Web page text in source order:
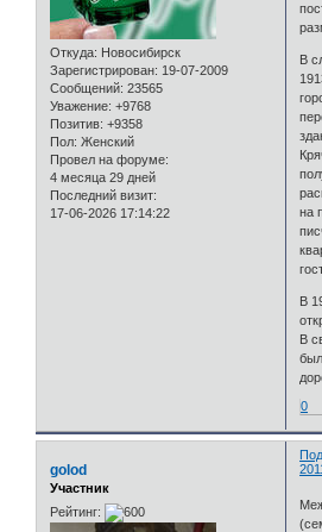
Откуда: Новосибирск
Зарегистрирован: 19-07-2009
Сообщений: 23565
Уважение: +9768
Позитив: +9358
Пол: Женский
Провел на форуме:
4 месяца 29 дней
Последний визит:
17-06-2026 17:14:22
В
на
В
В
0
golod
Участник
Рейтинг: